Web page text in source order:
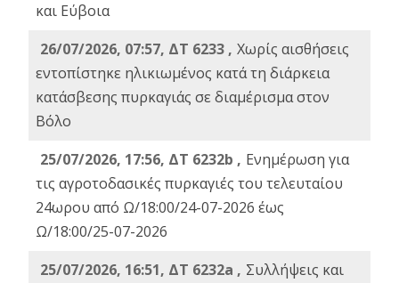
και Εύβοια
26/07/2026, 07:57, ΔΤ 6233 , Χωρίς αισθήσεις
εντοπίστηκε ηλικιωμένος κατά τη διάρκεια
κατάσβεσης πυρκαγιάς σε διαμέρισμα στον
Βόλο
25/07/2026, 17:56, ΔΤ 6232b , Ενημέρωση για
τις αγροτοδασικές πυρκαγιές του τελευταίου
24ωρου από Ω/18:00/24-07-2026 έως
Ω/18:00/25-07-2026
25/07/2026, 16:51, ΔΤ 6232a , Συλλήψεις και